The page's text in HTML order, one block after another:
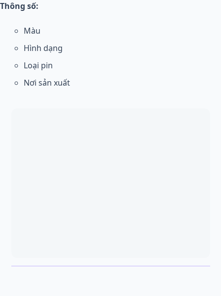
Thông số:
Màu
Hình dạng
Loại pin
Nơi sản xuất